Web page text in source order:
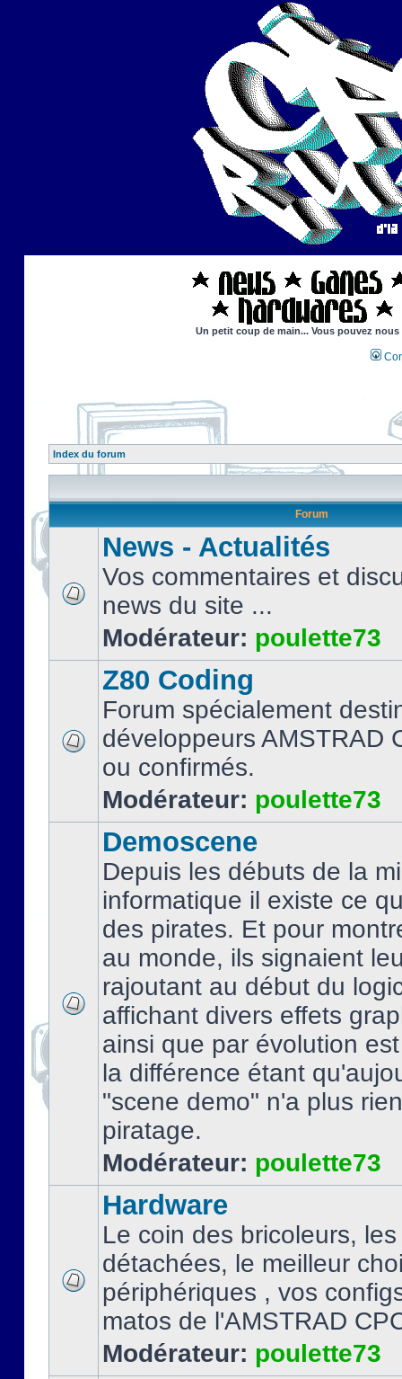
Un petit coup de main... Vous pouvez
Index du forum
Forum
News - Actualités
Vos commentaires et
news du site ...
Modérateur: poulette73
Z80 Coding
Forum spécialement
développeurs AMSTRAD
ou confirmés.
Modérateur: poulette73
Demoscene
Depuis les débuts de la
informatique il existe ce
des pirates. Et pour
au monde, ils signaient
rajoutant au début du
affichant divers effets
ainsi que par évolution
la différence étant
"scene demo" n'a plus
piratage.
Modérateur: poulette73
Hardware
Le coin des bricoleurs,
détachées, le meilleur
périphériques , vos
matos de l'AMSTRAD
Modérateur: poulette73